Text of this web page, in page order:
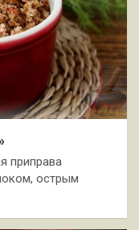
приправа
острым